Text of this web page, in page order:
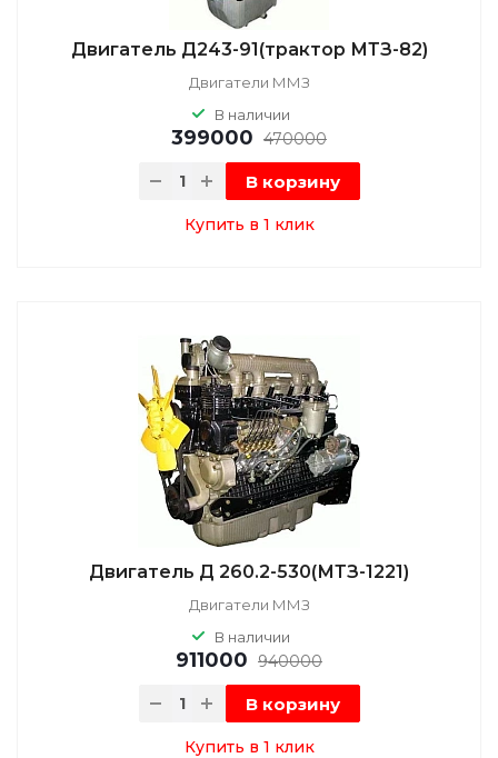
Двигатель Д243-91(трактор МТЗ-82)
Двигатели ММЗ
В наличии
399000 470000
В корзину
Купить в 1 клик
Двигатель Д 260.2-530(МТЗ-1221)
Двигатели ММЗ
В наличии
911000 940000
В корзину
Купить в 1 клик